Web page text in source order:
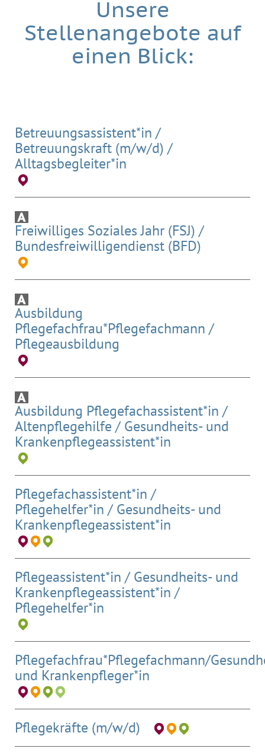
Unsere
Stellenangebote auf
einen Blick:
Betreuungsassistent*in /
Betreuungskraft (m/w/d) /
Alltagsbegleiter*in
Freiwilliges Soziales Jahr (FSJ) /
Bundesfreiwilligendienst (BFD)
Ausbildung
Pflegefachfrau*Pflegefachmann /
Pflegeausbildung
Ausbildung Pflegefachassistent*in /
Altenpflegehilfe / Gesundheits- und
Krankenpflegeassistent*in
Pflegefachassistent*in /
Pflegehelfer*in / Gesundheits- und
Krankenpflegeassistent*in
Pflegeassistent*in / Gesundheits- und
Krankenpflegeassistent*in /
Pflegehelfer*in
Pflegefachfrau*Pflegefachmann/
und Krankenpfleger*in
Pflegekräfte (m/w/d)